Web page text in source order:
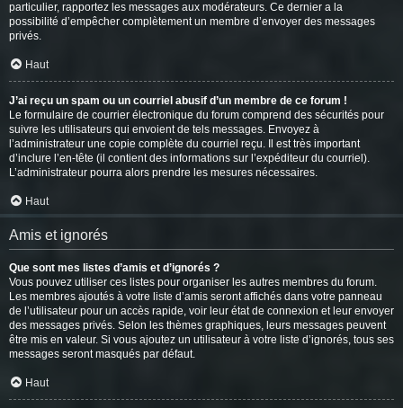
particulier, rapportez les messages aux modérateurs. Ce dernier a la
possibilité d’empêcher complètement un membre d’envoyer des messages
privés.
Haut
J’ai reçu un spam ou un courriel abusif d’un membre de ce forum !
Le formulaire de courrier électronique du forum comprend des sécurités pour
suivre les utilisateurs qui envoient de tels messages. Envoyez à
l’administrateur une copie complète du courriel reçu. Il est très important
d’inclure l’en-tête (il contient des informations sur l’expéditeur du courriel).
L’administrateur pourra alors prendre les mesures nécessaires.
Haut
Amis et ignorés
Que sont mes listes d’amis et d’ignorés ?
Vous pouvez utiliser ces listes pour organiser les autres membres du forum.
Les membres ajoutés à votre liste d’amis seront affichés dans votre panneau
de l’utilisateur pour un accès rapide, voir leur état de connexion et leur envoyer
des messages privés. Selon les thèmes graphiques, leurs messages peuvent
être mis en valeur. Si vous ajoutez un utilisateur à votre liste d’ignorés, tous ses
messages seront masqués par défaut.
Haut